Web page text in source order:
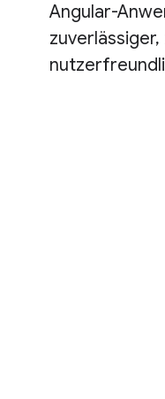
Angular-